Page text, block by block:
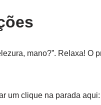
mano?”. Relaxa! O
um clique na parada aqui: